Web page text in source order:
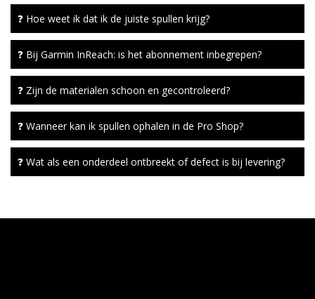
❓ Hoe weet ik dat ik de juiste spullen krijg?
❓ Bij Garmin InReach: is het abonnement inbegrepen?
❓ Zijn de materialen schoon en gecontroleerd?
❓ Wanneer kan ik spullen ophalen in de Pro Shop?
❓ Wat als een onderdeel ontbreekt of defect is bij levering?